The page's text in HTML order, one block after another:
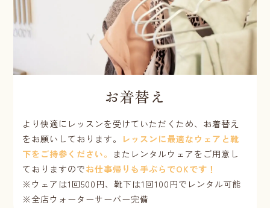
お着替え
より快適にレッスンを受けていただくため、お着替え
をお願いしております。
レッスンに最適なウェアと靴
下をご持参ください。 またレンタルウェアをご用意し
ておりますのでお仕事帰りも手ぶらでOKです！
※ウェアは1回500円、靴下は1回100円でレンタル可能
※全店ウォーターサーバー完備